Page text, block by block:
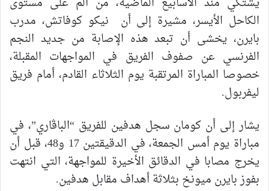
الكاحل الأيسر، مشيرة إلى أن نيكو كوفاتش، مدرب
بايرن، يخشى أن تبعد هذه الإصابة من جديد النجم
الفرنسي عن صفوف الفريق في المواجهات المقبلة،
خصوصا المباراة المرتقبة يوم الثلاثاء القادم، أمام فريق
ليفربول.
يشار إلى أن كومان سجل هدفين للفريق “الباڤاري”، في
مباراة يوم أمس الجمعة، في الدقيقتين 17 و48، قبل أن
يخرج مصابا في الدقائق الأخيرة للمواجهة، التي انتهت
بفوز بايرن ميونخ بثلاثة أهداف مقابل هدفين.